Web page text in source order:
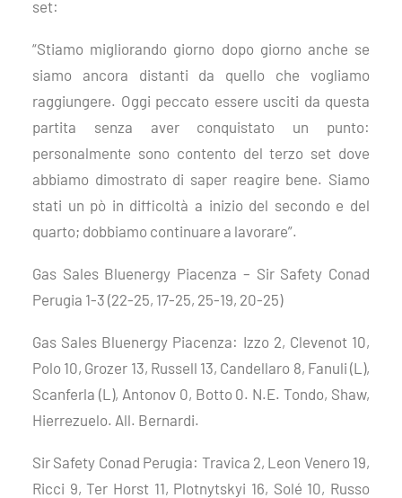
set:
“Stiamo migliorando giorno dopo giorno anche se
siamo ancora distanti da quello che vogliamo
raggiungere. Oggi peccato essere usciti da questa
partita senza aver conquistato un punto:
personalmente sono contento del terzo set dove
abbiamo dimostrato di saper reagire bene. Siamo
stati un pò in difficoltà a inizio del secondo e del
quarto; dobbiamo continuare a lavorare”.
Gas Sales Bluenergy Piacenza – Sir Safety Conad
Perugia 1-3 (22-25, 17-25, 25-19, 20-25)
Gas Sales Bluenergy Piacenza: Izzo 2, Clevenot 10,
Polo 10, Grozer 13, Russell 13, Candellaro 8, Fanuli (L),
Scanferla (L), Antonov 0, Botto 0. N.E. Tondo, Shaw,
Hierrezuelo. All. Bernardi.
Sir Safety Conad Perugia: Travica 2, Leon Venero 19,
Ricci 9, Ter Horst 11, Plotnytskyi 16, Solé 10, Russo